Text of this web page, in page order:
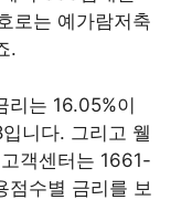
로는 예가람저축
.
리는 16.05%이
니다. 그리고 웰
객센터는 1661-
수별 금리를 보